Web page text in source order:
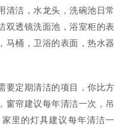
清洁，水龙头，洗碗池日常
双透镜洗面池，浴室柜的表
马桶，卫浴的表面，热水器
要定期清洁的项目，你比方
窗帘建议每年清洁一次，吊
里的灯具建议每年清洁一